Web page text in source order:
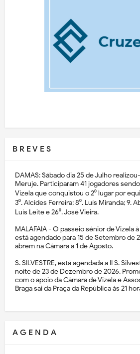
B R E V E S
DAMAS: Sábado dia 25 de Julho
Meruje. Participaram 41 jogadores
Vizela que conquistou o 2⁰ lugar por
3⁰. Alcides Ferreira; 8⁰. Luís Miranda; 9.
Luís Leite e 26⁰. José Vieira.
MALAFAIA - O passeio sénior de Vizela
está agendado para 15 de Setembro de
abrem na Câmara a 1 de Agosto.
S. SILVESTRE, está agendada a II S.
noite de 23 de Dezembro de 2026.
com o apoio da Câmara de Vizela e
Braga sai da Praça da República às 21
A G E N D A